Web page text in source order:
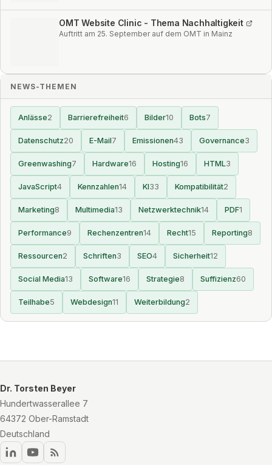
OMT Website Clinic - Thema Nachhaltigkeit
Auftritt am 25. September auf dem OMT in Mainz
NEWS-THEMEN
Anlässe2 Barrierefreiheit6 Bilder10 Bots7
Datenschutz20 E-Mail7 Emissionen43 Governance3
Greenwashing7 Hardware16 Hosting16 HTML3
JavaScript4 Kennzahlen14 KI33 Kompatibilität2
Marketing8 Multimedia13 Netzwerktechnik14 PDF1
Performance9 Rechenzentren14 Recht15 Reporting8
Ressourcen2 Schriften3 SEO4 Sicherheit12
Social Media13 Software16 Strategie8 Suffizienz60
Teilhabe5 Webdesign11 Weiterbildung2
Dr. Torsten Beyer
Hundertwasserallee 7
64372 Ober-Ramstadt
Deutschland